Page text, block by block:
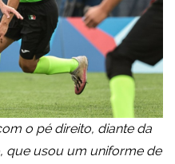
o pé direito, diante da
que usou um uniforme de